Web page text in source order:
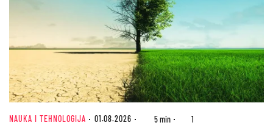
NAUKA I TEHNOLOGIJA 01.08.2026 5 min 1